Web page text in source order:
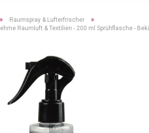
» Raumspray & Lufterfrischer »
Raumluft & Textilien - 200 ml Sprühflasche -